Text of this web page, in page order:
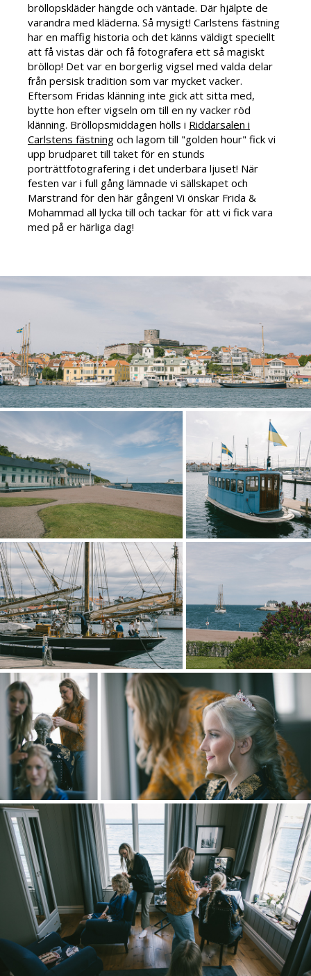
bröllopskläder hängde och väntade. Där hjälpte de
varandra med kläderna. Så mysigt! Carlstens fästning
har en maffig historia och det känns väldigt speciellt
att få vistas där och få fotografera ett så magiskt
bröllop! Det var en borgerlig vigsel med valda delar
från persisk tradition som var mycket vacker.
Eftersom Fridas klänning inte gick att sitta med,
bytte hon efter vigseln om till en ny vacker röd
klänning. Bröllopsmiddagen hölls i Riddarsalen i
Carlstens fästning och lagom till "golden hour" fick vi
upp brudparet till taket för en stunds
porträttfotografering i det underbara ljuset! När
festen var i full gång lämnade vi sällskapet och
Marstrand för den här gången! Vi önskar Frida &
Mohammad all lycka till och tackar för att vi fick vara
med på er härliga dag!